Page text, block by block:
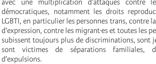
avec une multiplication d’attaques contre
démocratiques, notamment les droits
LGBTI, en particulier les personnes trans, contre
d’expression, contre les migrant·es et toutes les
subissent toujours plus de discriminations, sont
sont victimes de séparations familiales,
d’expulsions.